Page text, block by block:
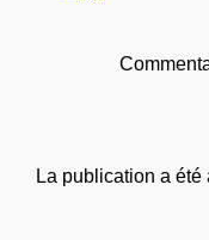
La publication a été